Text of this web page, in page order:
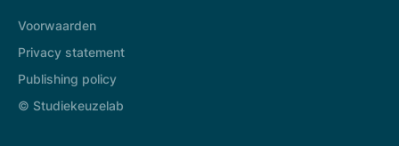
Voorwaarden
Privacy statement
Publishing policy
© Studiekeuzelab